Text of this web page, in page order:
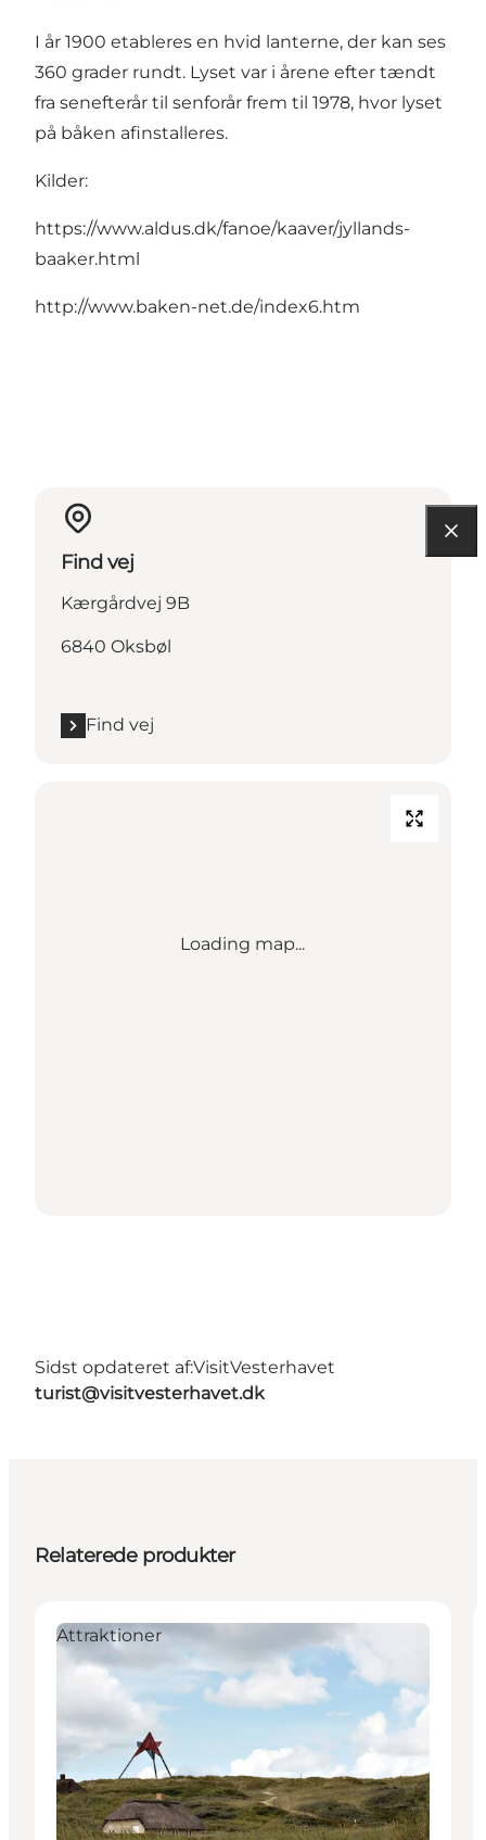
I år 1900 etableres en hvid lanterne, der kan ses
360 grader rundt. Lyset var i årene efter tændt
fra senefterår til senforår frem til 1978, hvor lyset
på båken afinstalleres.
Kilder:
https://www.aldus.dk/fanoe/kaaver/jyllands-
baaker.html
http://www.baken-net.de/index6.htm
Find vej
Kærgårdvej 9B
6840 Oksbøl
Find vej
Loading map...
Sidst opdateret af:VisitVesterhavet
turist@visitvesterhavet.dk
Relaterede produkter
Attraktioner